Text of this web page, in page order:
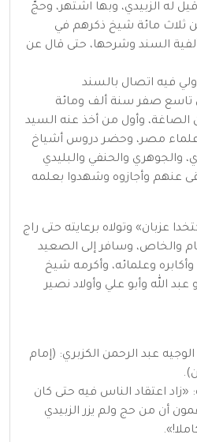
له الزبيدي، وبها اشتهر، وحجّ
ثلاث مائة شيخ ذكرهم في
السند وشرحها، حتى قال عن
ولي فيه اتصال بالسند
تاسع صفر سنة ألف ومائة
وأول من أخذ عنه السيد
مصر، وحضر دروس أشياخ
والجوهري والحنفي والبليدي
عنهم وأجازوه وشهدوا بعلمه
عزبان» وتولاه برعايته حتى راج
والخاص، وسافر إلى الصعيد
وعلمائه، وأكرمه شيخ
الله وأبو علي وأولاد نصير
عبد الرحمن الكزبري: (إمام
«زاد اعتقاد الناس فيه حتى كان
أن من حج ولم يزر الزبيدي